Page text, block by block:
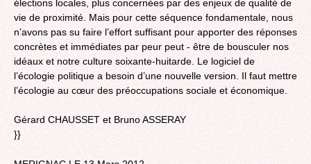
élections locales, plus concernées par des enjeux de qualité de
vie de proximité. Mais pour cette séquence fondamentale, nous
n’avons pas su faire l’effort suffisant pour apporter des réponses
concrètes et immédiates par peur peut - être de bousculer nos
idéaux et notre culture soixante-huitarde. Le logiciel de
l’écologie politique a besoin d’une nouvelle version. Il faut mettre
l’écologie au cœur des préoccupations sociale et économique.
Gérard CHAUSSET et Bruno ASSERAY
}}